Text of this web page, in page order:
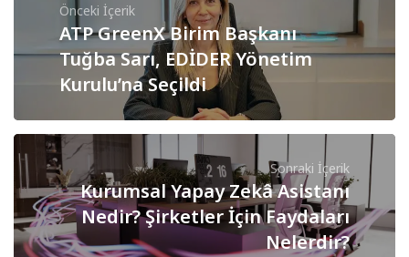
Önceki İçerik
ATP GreenX Birim Başkanı
Tuğba Sarı, EDİDER Yönetim
Kurulu’na Seçildi
Sonraki İçerik
Kurumsal Yapay Zekâ Asistanı
Nedir? Şirketler İçin Faydaları
Nelerdir?